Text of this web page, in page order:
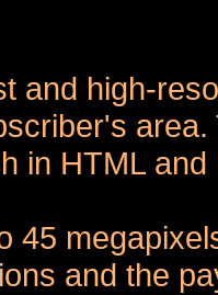
and high-
in HTML
45
and the